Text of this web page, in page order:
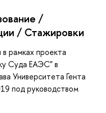
/
/ Стажировки
рамках проекта
Суда ЕАЭС" в
Университета Гента
под руководством